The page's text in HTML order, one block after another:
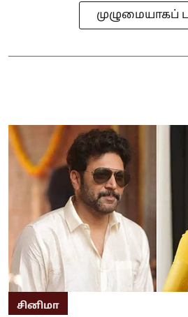
முழுமையாகப்
சினிமா